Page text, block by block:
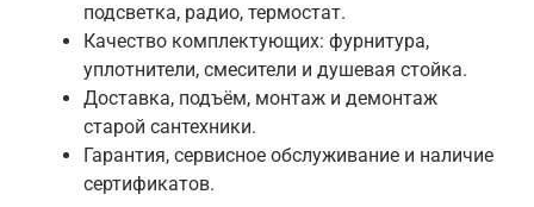
подсветка, радио, термостат.
Качество комплектующих: фурнитура,
уплотнители, смесители и душевая стойка.
Доставка, подъём, монтаж и демонтаж
старой сантехники.
Гарантия, сервисное обслуживание и наличие
сертификатов.